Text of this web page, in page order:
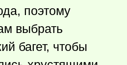
поэтому
выбрать
багет, чтобы